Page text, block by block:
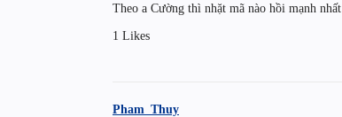
Theo a Cường thì nhặt mã nào hồi mạnh nhất
1 Likes
Pham_Thuy